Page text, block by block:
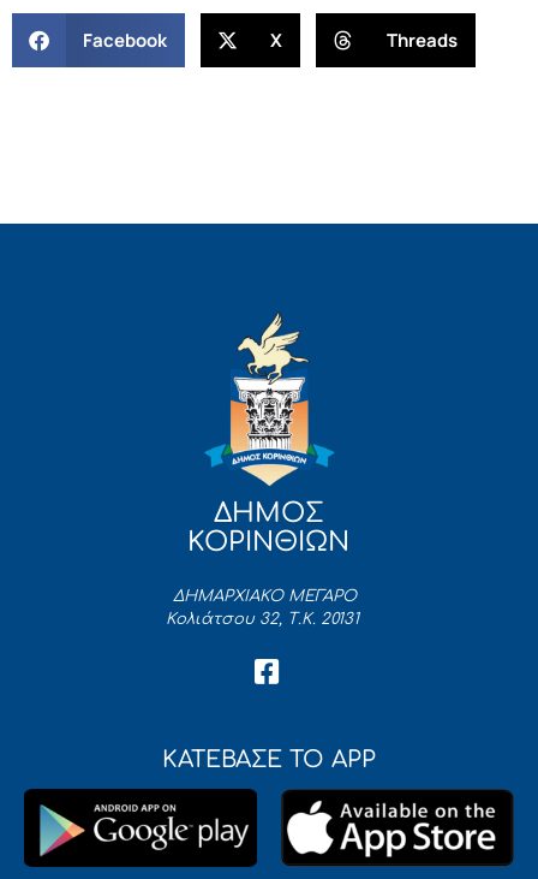
Facebook X Threads
ΔΗΜΟΣ
ΚΟΡΙΝΘΙΩΝ
ΔΗΜΑΡΧΙΑΚΟ ΜΕΓΑΡΟ
Κολιάτσου 32, Τ.Κ. 20131
ΚΑΤΕΒΑΣΕ ΤΟ APP